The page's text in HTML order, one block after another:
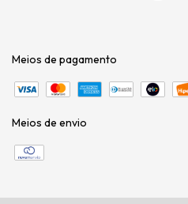
Meios de pagamento
Meios de envio